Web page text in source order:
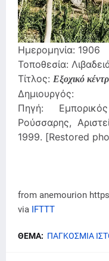
Ημερομηνία: 1906
Τοποθεσία:
Τίτλος: Εξοχικό
Δημιουργός:
Πηγή:
Ρούσσαρης,
1999. [Restored
from anemourion
via IFTTT
ΘΕΜΑ: ΠΑΓΚΟΣΜΙΑ